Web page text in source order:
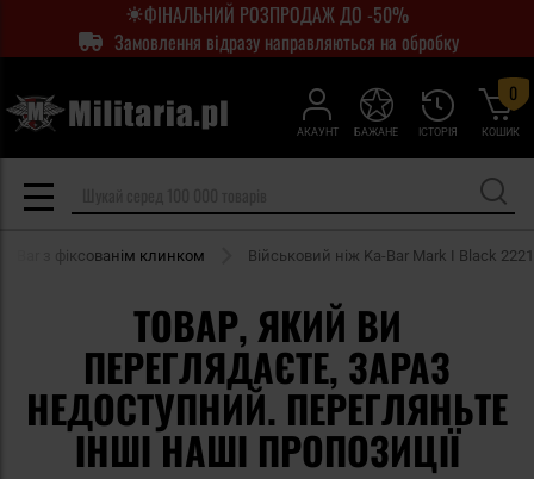
ФІНАЛЬНИЙ РОЗПРОДАЖ ДО -50%
Замовлення відразу направляються на обробку
АКАУНТ ІСТОРІЯ
БАЖАНЕ КОШИК
0
Bar з фіксованім клинком Військовий ніж Ka-Bar Mark I Black 2221
ТОВАР, ЯКИЙ ВИ
ПЕРЕГЛЯДАЄТЕ, ЗАРАЗ
НЕДОСТУПНИЙ. ПЕРЕГЛЯНЬТЕ
ІНШІ НАШІ ПРОПОЗИЦІЇ